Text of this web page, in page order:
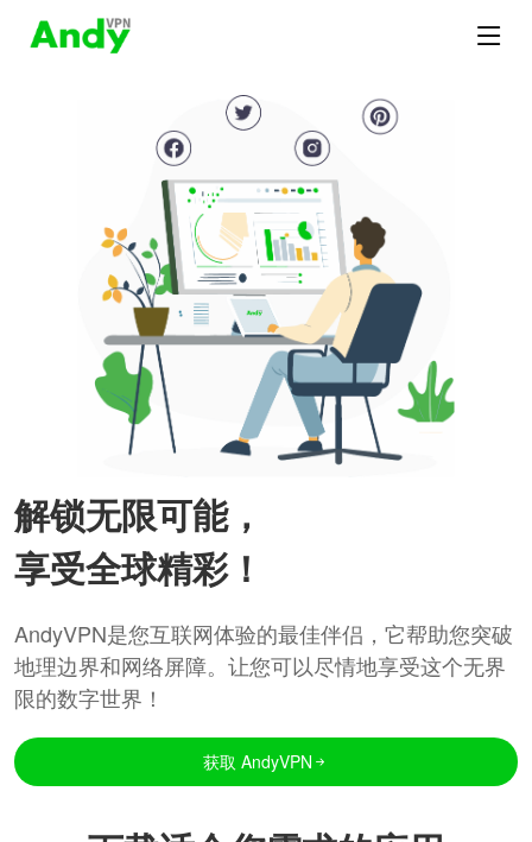
解锁无限可能，
享受全球精彩！
AndyVPN是您互联网体验的最佳伴侣，它帮助您突破
地理边界和网络屏障。让您可以尽情地享受这个无界
限的数字世界！
获取 AndyVPN